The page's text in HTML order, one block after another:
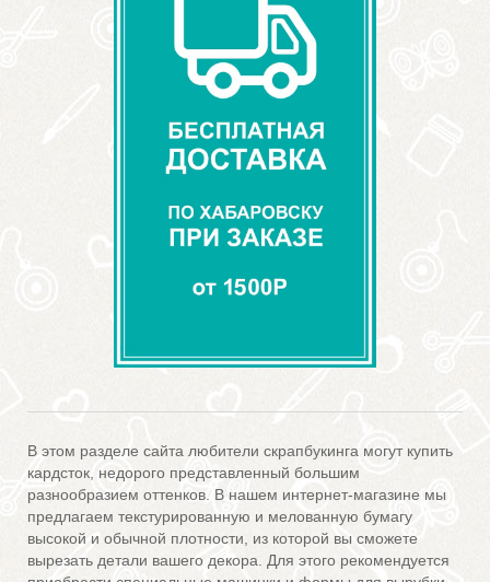
В этом разделе сайта любители скрапбукинга могут купить
кардсток, недорого представленный большим
разнообразием оттенков. В нашем интернет-магазине мы
предлагаем текстурированную и мелованную бумагу
высокой и обычной плотности, из которой вы сможете
вырезать детали вашего декора. Для этого рекомендуется